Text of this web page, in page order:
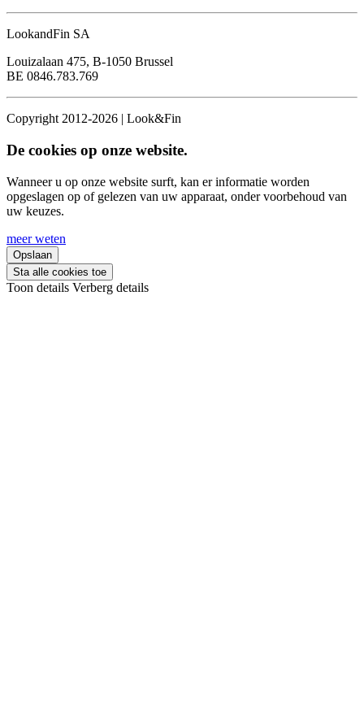
LookandFin SA
Louizalaan 475, B-1050 Brussel
BE 0846.783.769
Copyright 2012-2026 | Look&Fin
De cookies op onze website.
Wanneer u op onze website surft, kan er informatie worden
opgeslagen op of gelezen van uw apparaat, onder voorbehoud van
uw keuzes.
meer weten
Opslaan
Sta alle cookies toe
Toon details Verberg details